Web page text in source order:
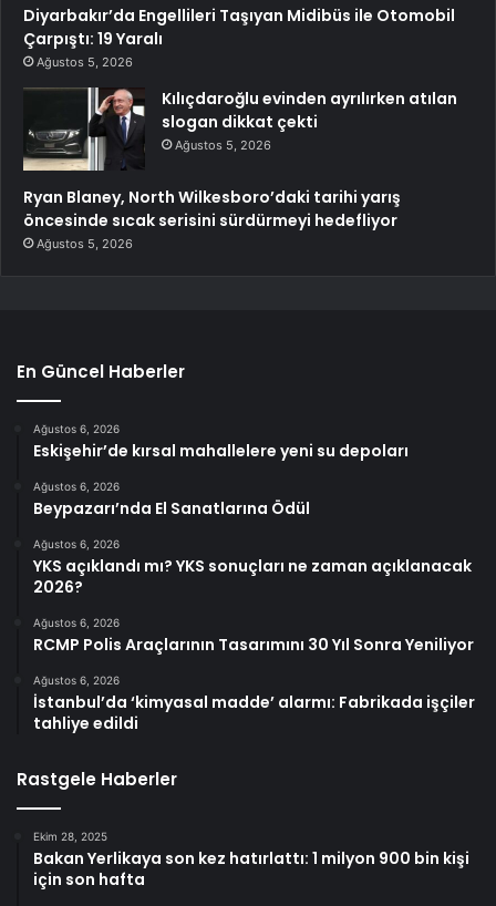
Diyarbakır’da Engellileri Taşıyan Midibüs ile Otomobil
Çarpıştı: 19 Yaralı
Ağustos 5, 2026
Kılıçdaroğlu evinden ayrılırken atılan
slogan dikkat çekti
Ağustos 5, 2026
Ryan Blaney, North Wilkesboro’daki tarihi yarış
öncesinde sıcak serisini sürdürmeyi hedefliyor
Ağustos 5, 2026
En Güncel Haberler
Ağustos 6, 2026
Eskişehir’de kırsal mahallelere yeni su depoları
Ağustos 6, 2026
Beypazarı’nda El Sanatlarına Ödül
Ağustos 6, 2026
YKS açıklandı mı? YKS sonuçları ne zaman açıklanacak
2026?
Ağustos 6, 2026
RCMP Polis Araçlarının Tasarımını 30 Yıl Sonra Yeniliyor
Ağustos 6, 2026
İstanbul’da ‘kimyasal madde’ alarmı: Fabrikada işçiler
tahliye edildi
Rastgele Haberler
Ekim 28, 2025
Bakan Yerlikaya son kez hatırlattı: 1 milyon 900 bin kişi
için son hafta